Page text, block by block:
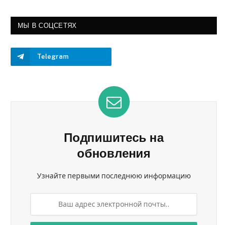
МЫ В СОЦСЕТЯХ
Telegram
Подпишитесь на
обновления
Узнайте первыми последнюю информацию